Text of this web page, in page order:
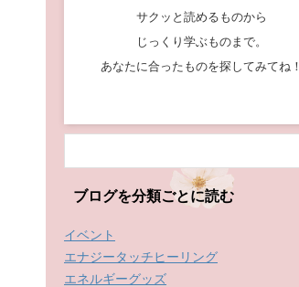
サクッと読めるものから
じっくり学ぶものまで。
あなたに合ったものを探してみてね！
ブログを分類ごとに読む
イベント
エナジータッチヒーリング
エネルギーグッズ